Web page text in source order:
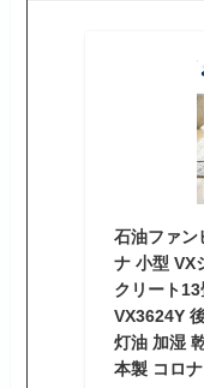
石油ファン
ナ 小型 VX
クリート
VX3624Y
灯油 加湿
本製 コロ